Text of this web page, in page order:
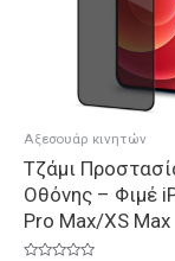
Αξεσουάρ κινητών
Τζάμι
Οθόνης – Φιμέ
Pro Max/XS Max